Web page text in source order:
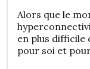
Alors que le
en plus difficile
pour soi et